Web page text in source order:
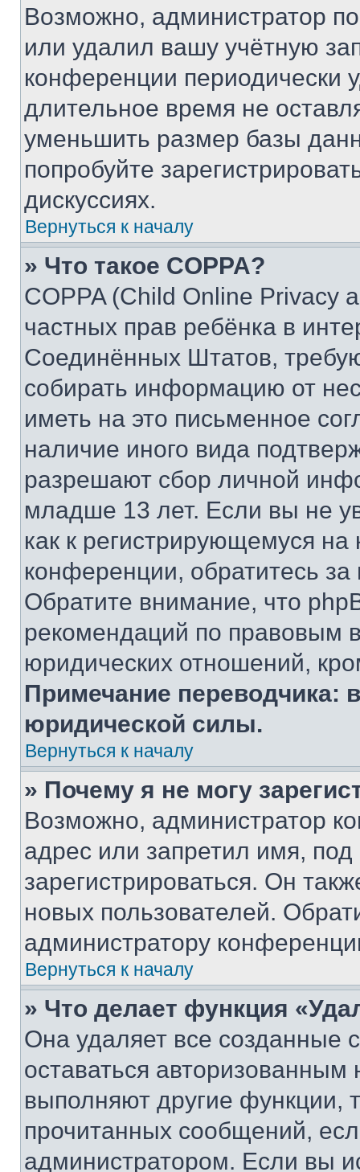
Возможно, администратор
или удалил вашу учётную
конференции периодически
длительное время не
уменьшить размер базы
попробуйте
дискуссиях.
Вернуться к началу
» Что такое COPPA?
COPPA (Child Online Privacy
частных прав ребёнка в
Соединённых Штатов,
собирать информацию от
иметь на это письменное
наличие иного вида
разрешают сбор личной
младше 13 лет. Если вы не
как к регистрирующемуся
конференции, обратитесь
Обратите внимание, что
рекомендаций по правовым
юридических отношений,
Примечание переводчика:
юридической силы.
Вернуться к началу
» Почему я не могу
Возможно, администратор
адрес или запретил имя,
зарегистрироваться. Он
новых пользователей.
администратору
Вернуться к началу
» Что делает функция
Она удаляет все созданные
оставаться
выполняют другие функции,
прочитанных сообщений,
администратором. Если вы